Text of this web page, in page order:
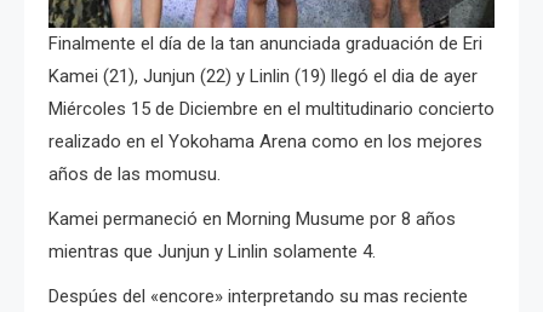
Finalmente el día de la tan anunciada graduación de Eri
Kamei (21), Junjun (22) y Linlin (19) llegó el dia de ayer
Miércoles 15 de Diciembre en el multitudinario concierto
realizado en el Yokohama Arena como en los mejores
años de las momusu.
Kamei permaneció en Morning Musume por 8 años
mientras que Junjun y Linlin solamente 4.
Despúes del «encore» interpretando su mas reciente